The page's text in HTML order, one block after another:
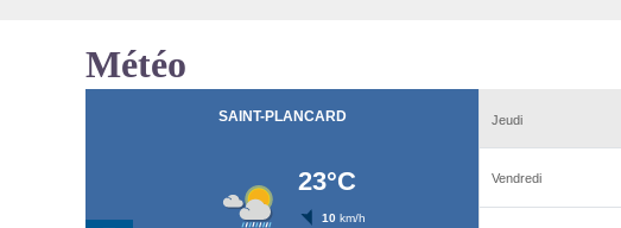
Météo